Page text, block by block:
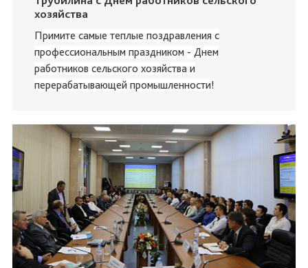
хозяйства
Примите самые теплые поздравления с
профессиональным праздником - Днем
работников сельского хозяйства и
перерабатывающей промышленности!